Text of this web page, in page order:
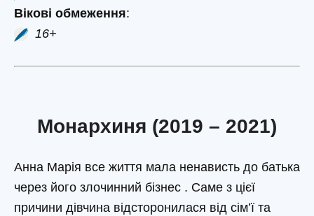
Вікові обмеження:
16+
Монархиня (2019 – 2021)
Анна Марія все життя мала ненависть до батька
через його злочинний бізнес . Саме з цієї
причини дівчина відсторонилася від сім’ї та